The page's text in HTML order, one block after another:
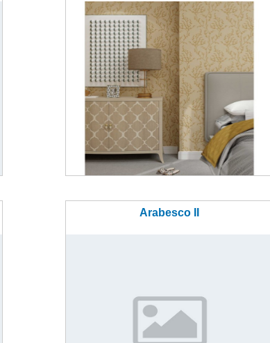
Arabesco II